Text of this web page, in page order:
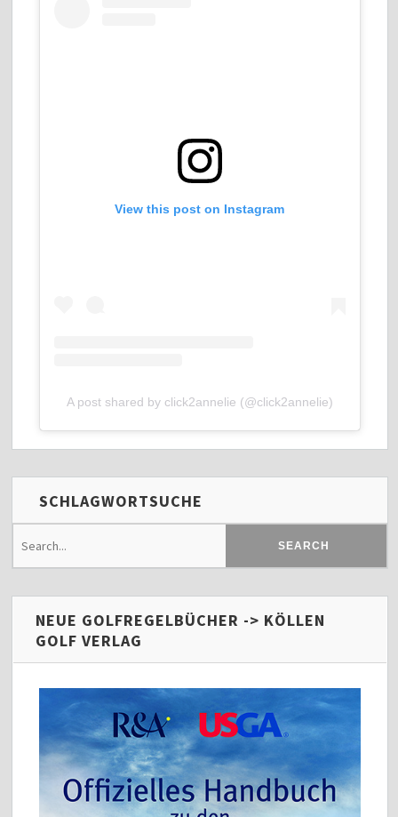
View this post on Instagram
A post shared by click2annelie (@click2annelie)
SCHLAGWORTSUCHE
NEUE GOLFREGELBÜCHER -> KÖLLEN
GOLF VERLAG